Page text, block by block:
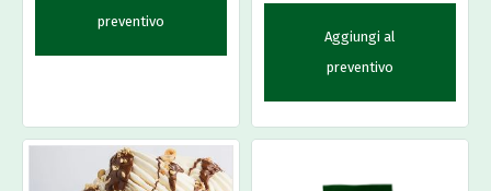
preventivo
Aggiungi al
preventivo